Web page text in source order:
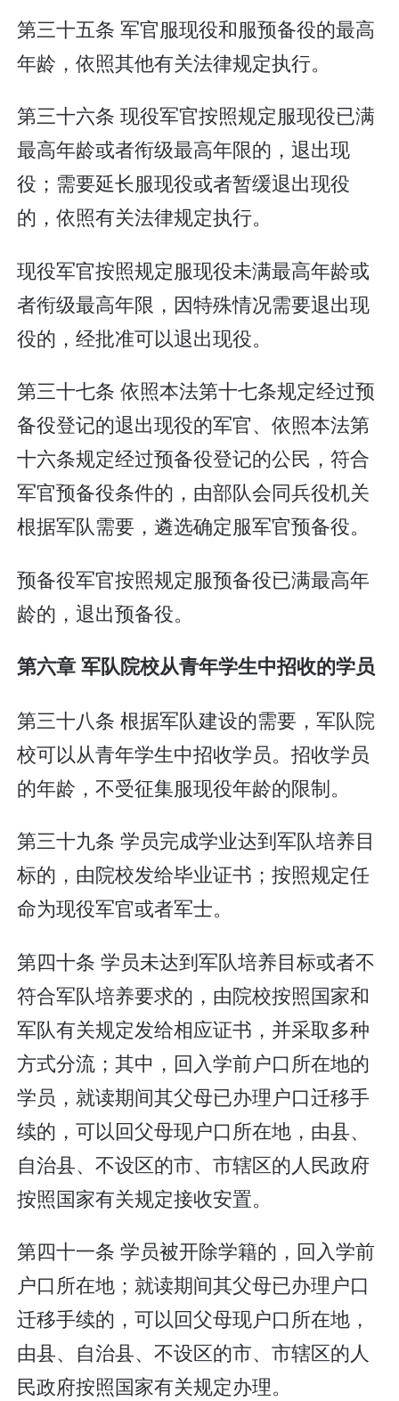
第三十五条 军官服现役和服预备役的最高
年龄，依照其他有关法律规定执行。
第三十六条 现役军官按照规定服现役已满
最高年龄或者衔级最高年限的，退出现
役；需要延长服现役或者暂缓退出现役
的，依照有关法律规定执行。
现役军官按照规定服现役未满最高年龄或
者衔级最高年限，因特殊情况需要退出现
役的，经批准可以退出现役。
第三十七条 依照本法第十七条规定经过预
备役登记的退出现役的军官、依照本法第
十六条规定经过预备役登记的公民，符合
军官预备役条件的，由部队会同兵役机关
根据军队需要，遴选确定服军官预备役。
预备役军官按照规定服预备役已满最高年
龄的，退出预备役。
第六章 军队院校从青年学生中招收的学员
第三十八条 根据军队建设的需要，军队院
校可以从青年学生中招收学员。招收学员
的年龄，不受征集服现役年龄的限制。
第三十九条 学员完成学业达到军队培养目
标的，由院校发给毕业证书；按照规定任
命为现役军官或者军士。
第四十条 学员未达到军队培养目标或者不
符合军队培养要求的，由院校按照国家和
军队有关规定发给相应证书，并采取多种
方式分流；其中，回入学前户口所在地的
学员，就读期间其父母已办理户口迁移手
续的，可以回父母现户口所在地，由县、
自治县、不设区的市、市辖区的人民政府
按照国家有关规定接收安置。
第四十一条 学员被开除学籍的，回入学前
户口所在地；就读期间其父母已办理户口
迁移手续的，可以回父母现户口所在地，
由县、自治县、不设区的市、市辖区的人
民政府按照国家有关规定办理。